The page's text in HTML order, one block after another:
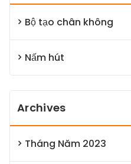
Bộ tạo chân không
Nấm hút
Archives
Tháng Năm 2023